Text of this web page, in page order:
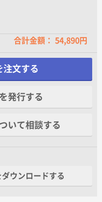
合計金額： 54,890円
注文する
発行する
いて相談する
ウンロードする